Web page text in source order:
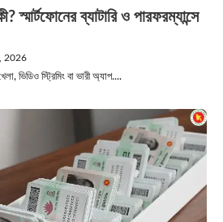
স্মার্টফোনের ব্যাটারি ও পারফরম্যান্সে
2026
ভিডিও স্ট্রিমিং বা ভারী অ্যাপ....